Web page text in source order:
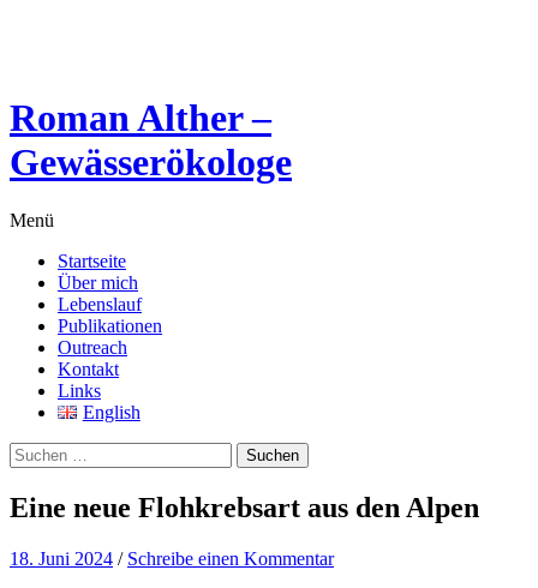
Roman Alther –
Gewässerökologe
Menü
Startseite
Über mich
Lebenslauf
Publikationen
Outreach
Kontakt
Links
English
Suchen
nach:
Eine neue Flohkrebsart aus den Alpen
18. Juni 2024 / Schreibe einen Kommentar